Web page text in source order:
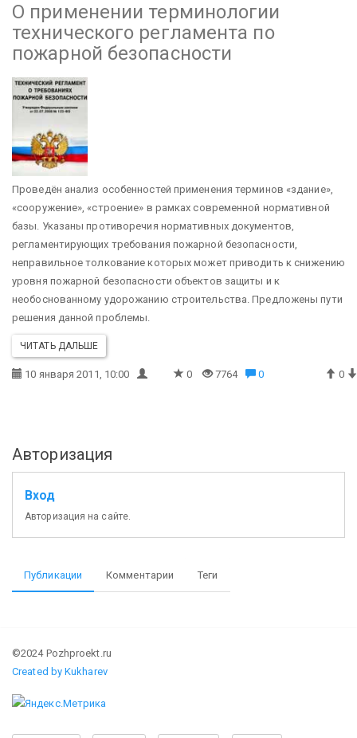
О применении терминологии
технического регламента по
пожарной безопасности
Проведён анализ особенностей применения терминов «здание»,
«соору­жение», «строение» в рамках современной нормативной
базы. Указаны противоречия норма­тивных документов,
регламентирующих требования пожарной безопасности,
неправильное толкование которых может приводить к снижению
уровня пожарной безопасности объектов защиты и к
необоснованному удорожанию строительства. Предложены пути
решения данной проблемы.
ЧИТАТЬ ДАЛЬШЕ
10 января 2011, 10:00 0 7764 0 0
Авторизация
Вход
Авторизация на сайте.
Публикации Комментарии Теги
©2024 Pozhproekt.ru
Created by Kukharev